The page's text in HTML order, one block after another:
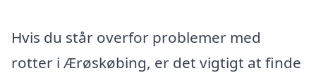
Hvis du står overfor problemer med
rotter i Ærøskøbing, er det vigtigt at finde